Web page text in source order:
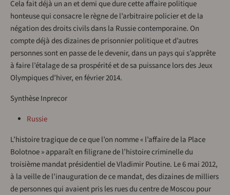
Cela fait déjà un an et demi que dure cette affaire politique
honteuse qui consacre le règne de l’arbitraire policier et de la
négation des droits civils dans la Russie contemporaine. On
compte déjà des dizaines de prisonnier politique et d’autres
personnes sont en passe de le devenir, dans un pays qui s’apprête
à faire l’étalage de sa prospérité et de sa puissance lors des Jeux
Olympiques d’hiver, en février 2014.
Synthèse Inprecor
Russie
L’histoire tragique de ce que l’on nomme « l’affaire de la Place
Bolotnoe » apparaît en filigrane de l’histoire criminelle du
troisième mandat présidentiel de Vladimir Poutine. Le 6 mai 2012,
à la veille de l’inauguration de ce mandat, des dizaines de milliers
de personnes qui avaient pris les rues du centre de Moscou pour